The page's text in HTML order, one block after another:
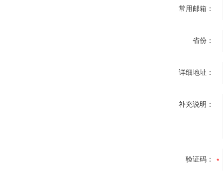
常用邮箱：
省份：
详细地址：
补充说明：
验证码：